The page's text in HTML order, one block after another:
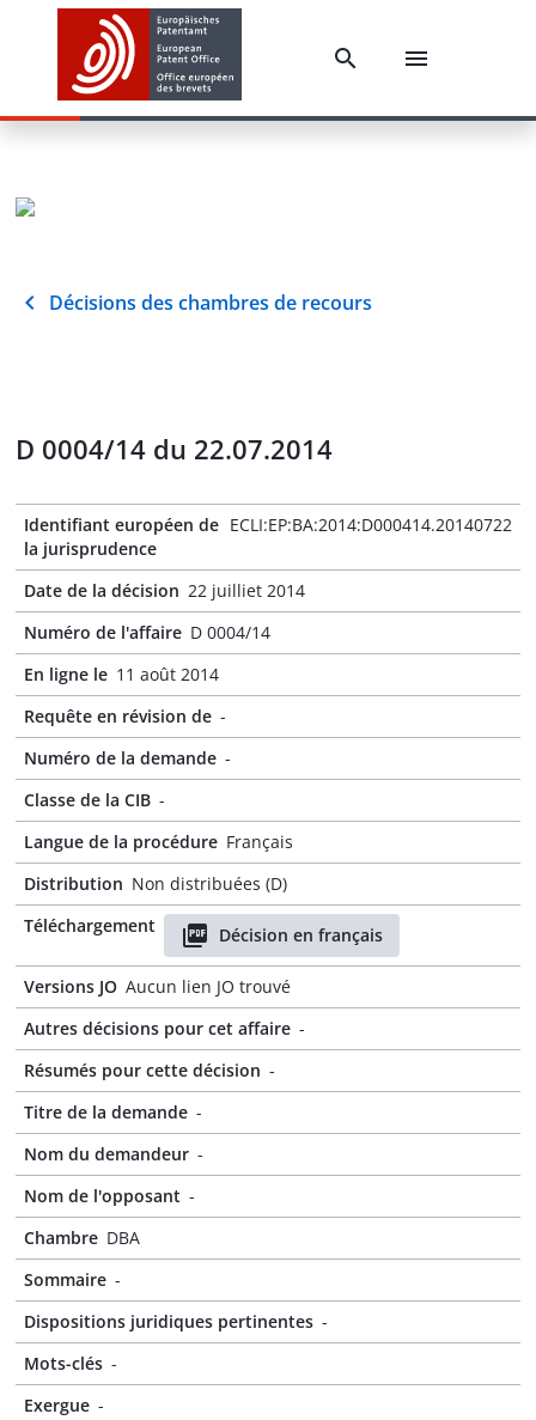
Décisions des chambres de recours
D 0004/14 du 22.07.2014
Identifiant européen de
la jurisprudence
ECLI:EP:BA:2014:D000414.20140722
Date de la décision 22 juilliet 2014
Numéro de l'affaire D 0004/14
En ligne le 11 août 2014
Requête en révision de -
Numéro de la demande -
Classe de la CIB -
Langue de la procédure Français
Distribution Non distribuées (D)
Téléchargement
Décision en français
Versions JO Aucun lien JO trouvé
Autres décisions pour cet affaire -
Résumés pour cette décision -
Titre de la demande -
Nom du demandeur -
Nom de l'opposant -
Chambre DBA
Sommaire -
Dispositions juridiques pertinentes -
Mots-clés -
Exergue -